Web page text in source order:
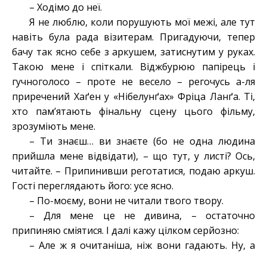
– Ходімо до неї.
Я не люблю, коли порушують мої межі, але тут
навіть була рада візитерам. Пригадуючи, тепер
бачу так ясно себе з аркушем, затиснутим у руках.
Такою мене і спіткали. Віджбурюю папірець і
гучноголосо – проте не весело – регочусь а-ля
приречений Хаґен у «Нібелунґах» Фріца Ланґа. Ті,
хто пам’ятають фінальну сцену цього фільму,
зрозуміють мене.
– Ти знаєш… ви знаєте (бо не одна людина
прийшла мене відвідати), – що тут, у листі? Ось,
читайте. – Припинивши реготатися, подаю аркуш.
Гості переглядають його: усе ясно.
– По-моєму, вони не читали твого твору.
– Для мене це не дивина, – остаточно
припиняю сміятися. І далі кажу цілком серйозно:
– Але ж я очитаніша, ніж вони гадають. Ну, а